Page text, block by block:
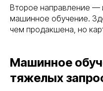
Второе направление —
машинное обучение.
чем продакшена, но
Машинное
тяжелых